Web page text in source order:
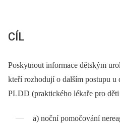
CÍL
Poskytnout informace dětským
kteří rozhodují o dalším postupu u
PLDD (praktického lékaře pro děti
a) noční pomočování